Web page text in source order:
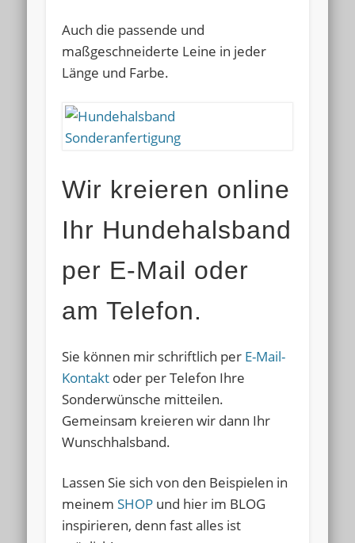
Auch die passende und
maßgeschneiderte Leine in jeder
Länge und Farbe.
Wir kreieren online
Ihr Hundehalsband
per E-Mail oder
am Telefon.
Sie können mir schriftlich per E-Mail-
Kontakt oder per Telefon Ihre
Sonderwünsche mitteilen.
Gemeinsam kreieren wir dann Ihr
Wunschhalsband.
Lassen Sie sich von den Beispielen in
meinemSHOP und hier im BLOG
inspirieren, denn fast alles ist